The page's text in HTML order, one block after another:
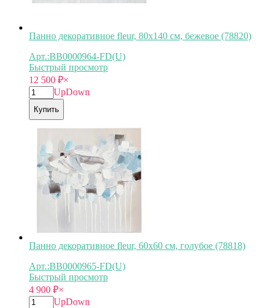
Панно декоративное fleur, 80х140 см, бежевое (78820)
Арт.:BB0000964-FD(U)
Быстрый просмотр
12 500 ₽×
UpDown
Купить
Панно декоративное fleur, 60х60 см, голубое (78818)
Арт.:BB0000965-FD(U)
Быстрый просмотр
4 900 ₽×
UpDown